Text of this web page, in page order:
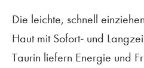
Die leichte, schnell
Haut mit Sofort- und
Taurin liefern Energie und